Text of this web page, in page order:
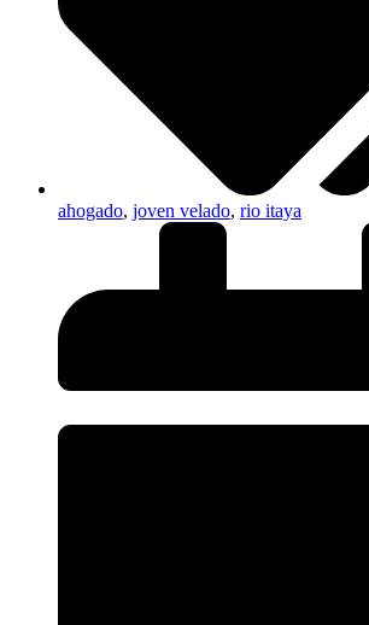
ahogado, joven velado, rio itaya